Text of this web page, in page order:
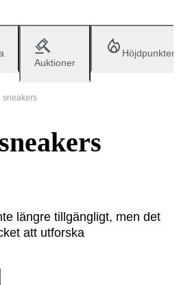
Auktioner
Höjdpunkter
sneakers
längre tillgängligt, men det
att utforska